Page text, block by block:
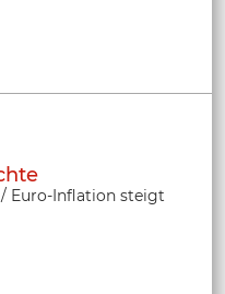
Euro-Inflation steigt